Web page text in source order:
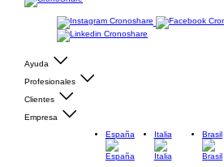
Ayuda
Profesionales
Clientes
Empresa
España
Italia Brasil